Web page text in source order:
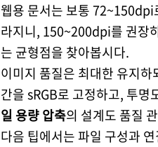
웹용 문서는 보통 72~150dpi
라지니, 150~200dpi를 권장
는 균형점을 찾아봅시다.
이미지 품질은 최대한 유지
간을 sRGB로 고정하고, 투
일 용량 압축의 설계도 품질
다음 팁에서는 파일 구성과